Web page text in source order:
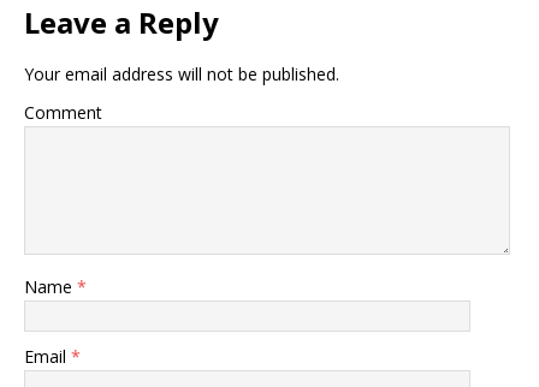
Leave a Reply
Your email address will not be published.
Comment
Name *
Email *